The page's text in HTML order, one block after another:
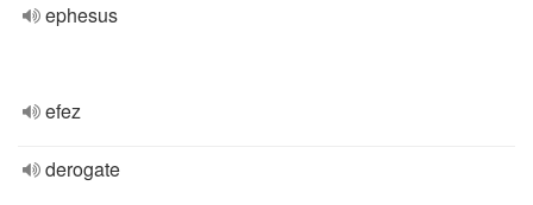
ephesus
efez
derogate